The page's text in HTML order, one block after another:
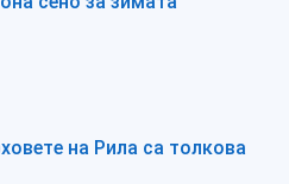
на Рила са толкова